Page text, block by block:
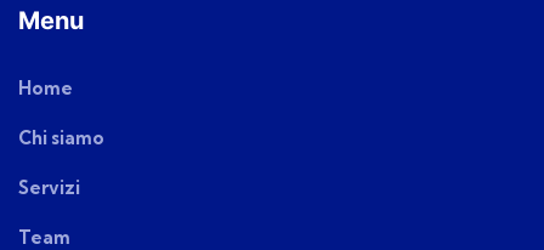
Menu
Home
Chi siamo
Servizi
Team